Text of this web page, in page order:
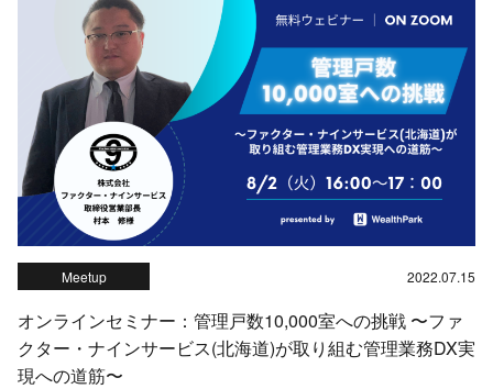
Meetup 2022.07.15
オンラインセミナー：管理戸数10,000室への挑戦 〜ファ
クター・ナインサービス(北海道)が取り組む管理業務DX実
現への道筋〜